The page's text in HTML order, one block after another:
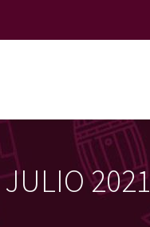
JULIO 2021